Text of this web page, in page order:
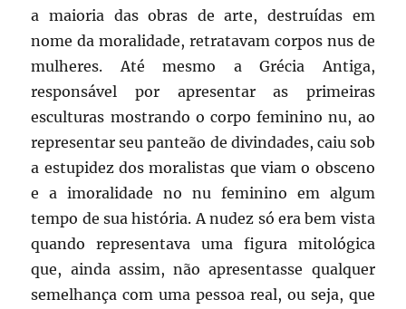
a maioria das obras de arte, destruídas em
nome da moralidade, retratavam corpos nus de
mulheres. Até mesmo a Grécia Antiga,
responsável por apresentar as primeiras
esculturas mostrando o corpo feminino nu, ao
representar seu panteão de divindades, caiu sob
a estupidez dos moralistas que viam o obsceno
e a imoralidade no nu feminino em algum
tempo de sua história. A nudez só era bem vista
quando representava uma figura mitológica
que, ainda assim, não apresentasse qualquer
semelhança com uma pessoa real, ou seja, que